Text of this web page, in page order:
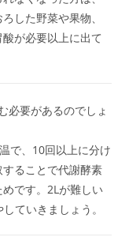
した野菜や果物、
が必要以上に出て
必要があるのでしょ
で、10回以上に分け
ることで代謝酵素
です。2Lが難しい
ていきましょう。